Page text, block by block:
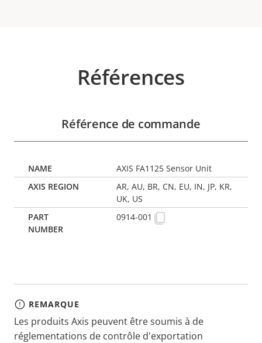
Références
Référence de commande
AXIS FA1125 Sensor Unit
AR, AU, BR, CN, EU, IN, JP, KR,
UK, US
0914-001
REMARQUE
Les produits Axis peuvent être soumis à de
réglementations de contrôle d'exportation